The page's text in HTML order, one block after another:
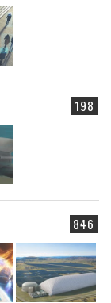
198
846